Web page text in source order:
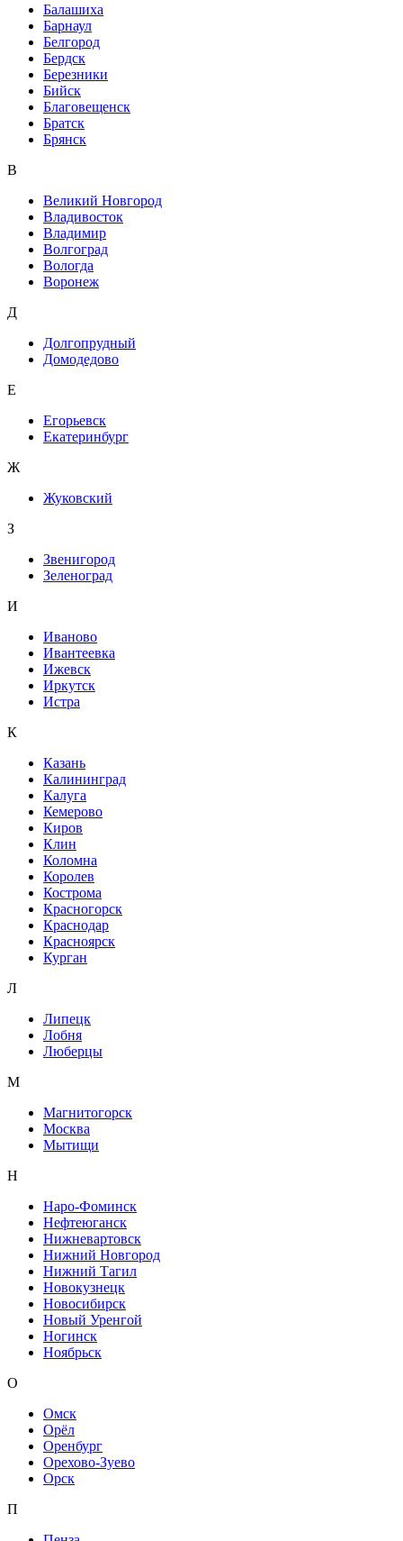
Балашиха
Барнаул
Белгород
Бердск
Березники
Бийск
Благовещенск
Братск
Брянск
В
Великий Новгород
Владивосток
Владимир
Волгоград
Вологда
Воронеж
Д
Долгопрудный
Домодедово
Е
Егорьевск
Екатеринбург
Ж
Жуковский
З
Звенигород
Зеленоград
И
Иваново
Ивантеевка
Ижевск
Иркутск
Истра
К
Казань
Калининград
Калуга
Кемерово
Киров
Клин
Коломна
Королев
Кострома
Красногорск
Краснодар
Красноярск
Курган
Л
Липецк
Лобня
Люберцы
М
Магнитогорск
Москва
Мытищи
Н
Наро-Фоминск
Нефтеюганск
Нижневартовск
Нижний Новгород
Нижний Тагил
Новокузнецк
Новосибирск
Новый Уренгой
Ногинск
Ноябрьск
О
Омск
Орёл
Оренбург
Орехово-Зуево
Орск
П